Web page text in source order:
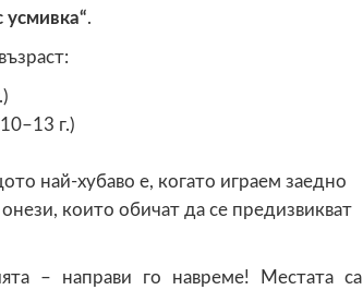
.
г.)
най-хубаво е, когато играем заедно
които обичат да се предизвикват
– направи го навреме! Местата са